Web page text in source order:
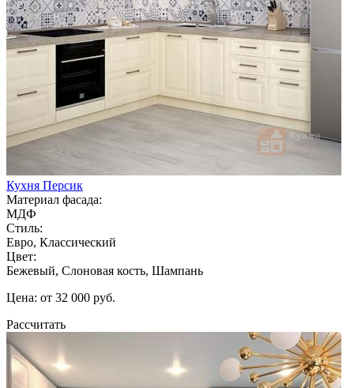
Кухня Персик
Материал фасада:
МДФ
Стиль:
Евро, Классический
Цвет:
Бежевый, Слоновая кость, Шампань
Цена: от 32 000 руб.
Рассчитать